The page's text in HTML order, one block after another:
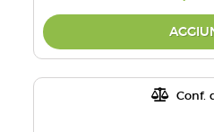
Conf.